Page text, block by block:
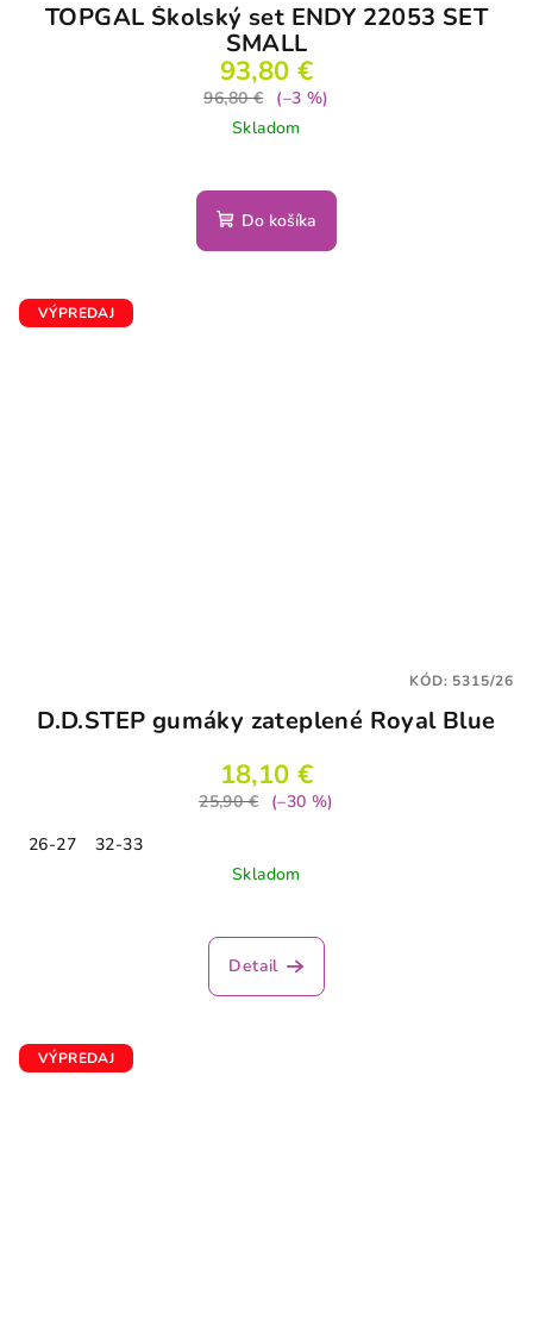
TOPGAL Školský set ENDY 22053 SET
SMALL
93,80 €
96,80 €
(–3 %)
Skladom
Do košíka
VÝPREDAJ
D.D.STEP gumáky zateplené Royal Blue
18,10 €
25,90 €
(–30 %)
26-27
32-33
Skladom
Detail
KÓD: 5315/26
VÝPREDAJ